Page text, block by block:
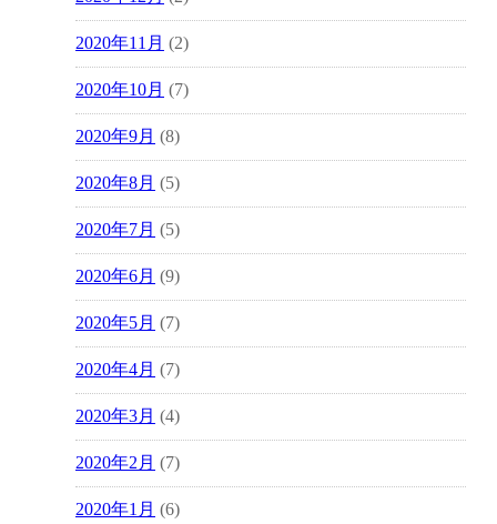
2020年11月 (2)
2020年10月 (7)
2020年9月 (8)
2020年8月 (5)
2020年7月 (5)
2020年6月 (9)
2020年5月 (7)
2020年4月 (7)
2020年3月 (4)
2020年2月 (7)
2020年1月 (6)